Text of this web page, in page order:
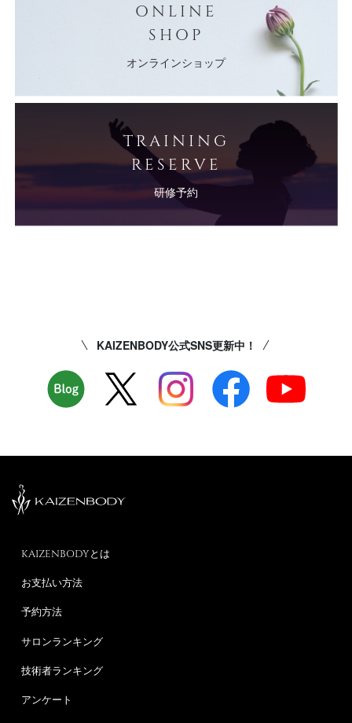
ONLINE
SHOP
オンラインショップ
TRAINING
RESERVE
研修予約
KAIZENBODY公式SNS更新中！
KAIZENBODYとは
お支払い方法
予約方法
サロンランキング
技術者ランキング
アンケート